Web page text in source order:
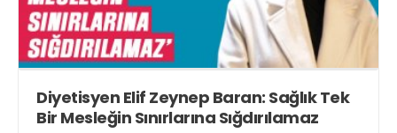
Diyetisyen Elif Zeynep Baran: Sağlık Tek
Bir Mesleğin Sınırlarına Sığdırılamaz